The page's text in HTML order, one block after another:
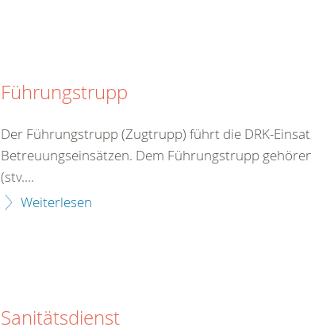
Führungstrupp
Der Führungstrupp (Zugtrupp) führt die DRK-
Betreuungseinsätzen. Dem Führungstrupp
(stv....
Weiterlesen
Sanitätsdienst